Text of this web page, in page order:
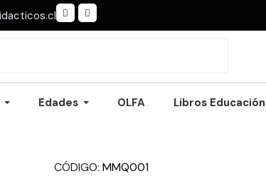
Edades OLFA Libros Educación
CÓDIGO MMQ001